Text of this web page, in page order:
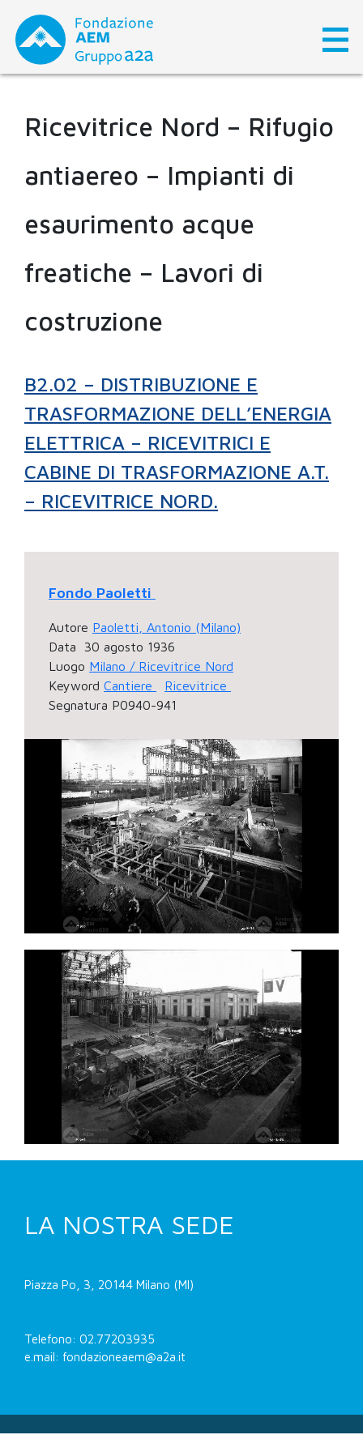
content
Ricevitrice Nord – Rifugio
antiaereo – Impianti di
esaurimento acque
freatiche – Lavori di
costruzione
B2.02 – DISTRIBUZIONE E
TRASFORMAZIONE DELL’ENERGIA
ELETTRICA – RICEVITRICI E
CABINE DI TRASFORMAZIONE A.T.
– RICEVITRICE NORD.
Fondo Paoletti
Autore Paoletti, Antonio (Milano)
Data 30 agosto 1936
Luogo Milano / Ricevitrice Nord
Keyword Cantiere
Ricevitrice
Segnatura P0940-941
LA NOSTRA SEDE
Piazza Po, 3, 20144 Milano (MI)
Telefono: 02.77203935
e.mail: fondazioneaem@a2a.it